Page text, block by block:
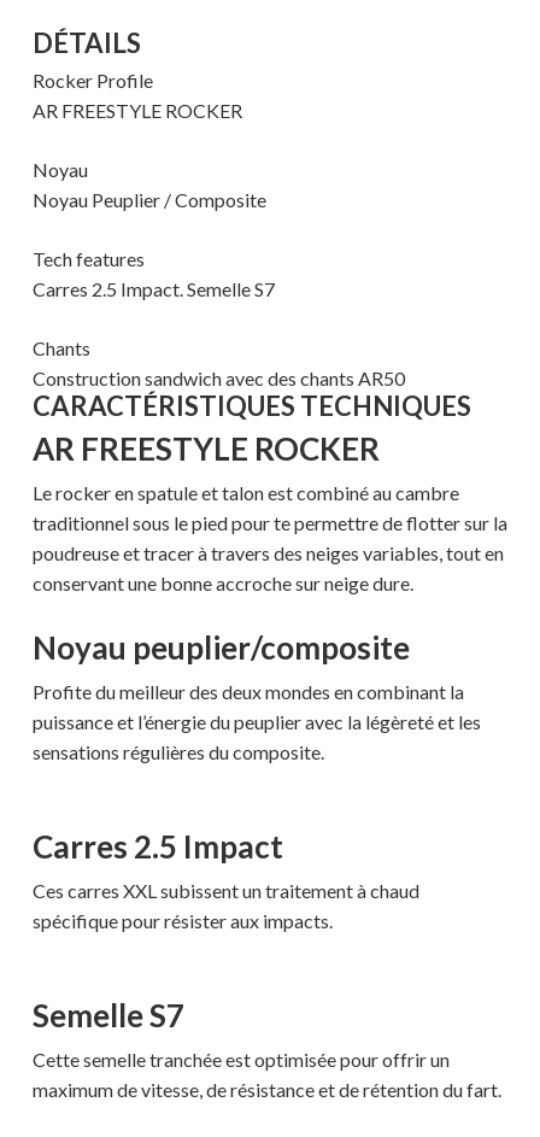
Votre panier est vide.
DÉTAILS
Rocker Profile
AR FREESTYLE ROCKER
Noyau
Noyau Peuplier / Composite
Tech features
Carres 2.5 Impact. Semelle S7
Chants
Construction sandwich avec des chants AR50
CARACTÉRISTIQUES TECHNIQUES
AR FREESTYLE ROCKER
Le rocker en spatule et talon est combiné au cambre
traditionnel sous le pied pour te permettre de flotter sur la
poudreuse et tracer à travers des neiges variables, tout en
conservant une bonne accroche sur neige dure.
Noyau peuplier/composite
Profite du meilleur des deux mondes en combinant la
puissance et l’énergie du peuplier avec la légèreté et les
sensations régulières du composite.
Carres 2.5 Impact
Ces carres XXL subissent un traitement à chaud
spécifique pour résister aux impacts.
Semelle S7
Cette semelle tranchée est optimisée pour offrir un
maximum de vitesse, de résistance et de rétention du fart.